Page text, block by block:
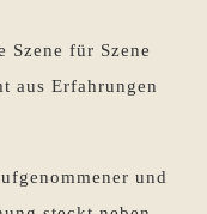
für Szene
aus Erfahrungen
und